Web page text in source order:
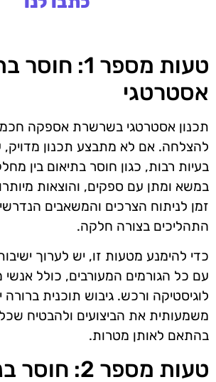
טעות מספר 1:
אסטרטגי
תכנון אסטרטגי בשרשרת אספקה
להצלחה. אם לא מתבצע תכנון מדויק,
בעיות רבות, כגון חוסר בתיאום בין
במשא ומתן עם ספקים, והוצאות
זמן לניתוח הצרכים והמשאבים
התהליכים בצורה חלקה.
כדי להימנע מטעות זו, יש לערוך
עם כל הגורמים המעורבים, כולל אנשי
לוגיסטיקה ורכש. גיבוש תוכנית ברורה
משמעותית את הביצועים ולהבטיח
בהתאם לאותן מטרות.
טעות מספר 2: